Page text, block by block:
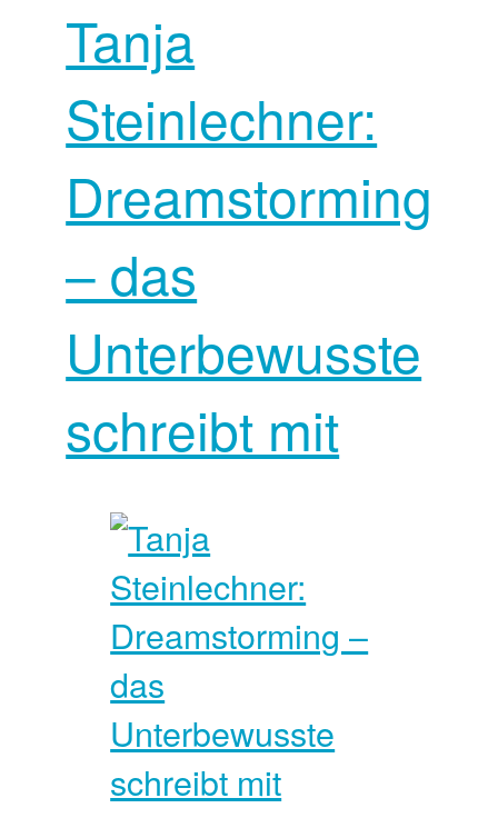
Tanja
Steinlechner:
Dreamstorming
– das
Unterbewusste
schreibt mit